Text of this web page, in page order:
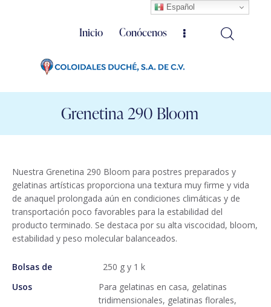
Inicio Conócenos
Grenetina 290 Bloom
Nuestra Grenetina 290 Bloom para postres preparados y
gelatinas artísticas proporciona una textura muy firme y vida
de anaquel prolongada aún en condiciones climáticas y de
transportación poco favorables para la estabilidad del
producto terminado. Se destaca por su alta viscocidad, bloom,
estabilidad y peso molecular balanceados.
Bolsas de
250 g y 1 k
Usos
Para gelatinas en casa, gelatinas
tridimensionales, gelatinas florales,
Español